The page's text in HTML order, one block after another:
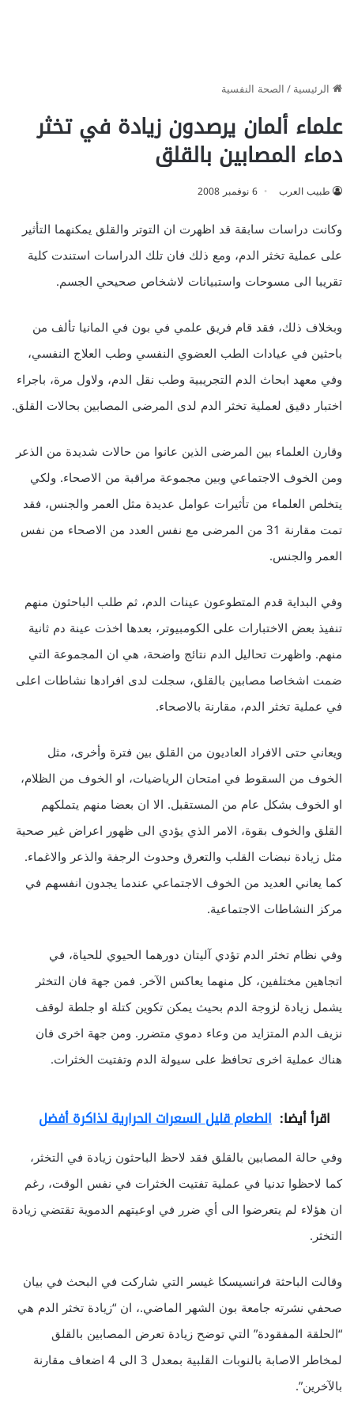
الرئيسية/الصحة النفسية
علماء ألمان يرصدون زيادة في تخثر
دماء المصابين بالقلق
طبيب العرب 6 نوفمبر 2008
وكانت دراسات سابقة قد اظهرت ان التوتر والقلق يمكنهما التأثير
على عملية تخثر الدم، ومع ذلك فان تلك الدراسات استندت كلية
تقريبا الى مسوحات واستبيانات لاشخاص صحيحي الجسم.
وبخلاف ذلك، فقد قام فريق علمي في بون في المانيا تألف من
باحثين في عيادات الطب العضوي النفسي وطب العلاج النفسي،
وفي معهد ابحاث الدم التجريبية وطب نقل الدم، ولاول مرة، باجراء
اختبار دقيق لعملية تخثر الدم لدى المرضى المصابين بحالات القلق.
وقارن العلماء بين المرضى الذين عانوا من حالات شديدة من الذعر
ومن الخوف الاجتماعي وبين مجموعة مراقبة من الاصحاء. ولكي
يتخلص العلماء من تأثيرات عوامل عديدة مثل العمر والجنس، فقد
تمت مقارنة 31 من المرضى مع نفس العدد من الاصحاء من نفس
العمر والجنس.
وفي البداية قدم المتطوعون عينات الدم، ثم طلب الباحثون منهم
تنفيذ بعض الاختبارات على الكومبيوتر، بعدها اخذت عينة دم ثانية
منهم. واظهرت تحاليل الدم نتائج واضحة، هي ان المجموعة التي
ضمت اشخاصا مصابين بالقلق، سجلت لدى افرادها نشاطات اعلى
في عملية تخثر الدم، مقارنة بالاصحاء.
ويعاني حتى الافراد العاديون من القلق بين فترة وأخرى، مثل
الخوف من السقوط في امتحان الرياضيات، او الخوف من الظلام،
او الخوف بشكل عام من المستقبل. الا ان بعضا منهم يتملكهم
القلق والخوف بقوة، الامر الذي يؤدي الى ظهور اعراض غير صحية
مثل زيادة نبضات القلب والتعرق وحدوث الرجفة والذعر والاغماء.
كما يعاني العديد من الخوف الاجتماعي عندما يجدون انفسهم في
مركز النشاطات الاجتماعية.
وفي نظام تخثر الدم تؤدي آليتان دورهما الحيوي للحياة، في
اتجاهين مختلفين، كل منهما يعاكس الآخر. فمن جهة فان التخثر
يشمل زيادة لزوجة الدم بحيث يمكن تكوين كتلة او جلطة لوقف
نزيف الدم المتزايد من وعاء دموي متضرر. ومن جهة اخرى فان
هناك عملية اخرى تحافظ على سيولة الدم وتفتيت الخثرات.
اقرأ أيضا: الطعام قليل السعرات الحرارية لذاكرة أفضل
وفي حالة المصابين بالقلق فقد لاحظ الباحثون زيادة في التخثر،
كما لاحظوا تدنيا في عملية تفتيت الخثرات في نفس الوقت، رغم
ان هؤلاء لم يتعرضوا الى أي ضرر في اوعيتهم الدموية تقتضي زيادة
التخثر.
وقالت الباحثة فرانسيسكا غيسر التي شاركت في البحث في بيان
صحفي نشرته جامعة بون الشهر الماضي.، ان “زيادة تخثر الدم هي
“الحلقة المفقودة” التي توضح زيادة تعرض المصابين بالقلق
لمخاطر الاصابة بالنوبات القلبية بمعدل 3 الى 4 اضعاف مقارنة
بالآخرين”.